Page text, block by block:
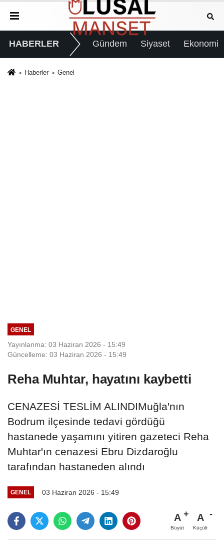
HABERLER Gündem Siyaset Ekonomi
Haberler Genel
GENEL
Yayınlanma: 03 Haziran 2026 - 15:49
Güncelleme: 03 Haziran 2026 - 15:49
Reha Muhtar, hayatını kaybetti
CENAZESİ TESLİM ALINDIMuğla'nın
Bodrum ilçesinde tedavi gördüğü
hastanede yaşamını yitiren gazeteci Reha
Muhtar'ın cenazesi Ebru Dizdaroğlu
tarafından hastaneden alındı
GENEL 03 Haziran 2026 - 15:49
A
Büyüt
A
Küçült